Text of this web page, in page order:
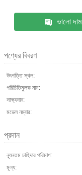
ভালো দাম
পণ্যের বিবরণ
উৎপত্তি স্থল:
পরিচিতিমুলক নাম:
সাক্ষ্যদান:
মডেল নম্বার:
প্রদান
ন্যূনতম চাহিদার পরিমাণ:
মূল্য: